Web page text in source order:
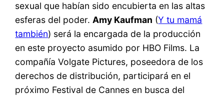
sexual que habían sido encubierta en las altas
esferas del poder. Amy Kaufman (Y tu mamá
también) será la encargada de la producción
en este proyecto asumido por HBO Films. La
compañía Volgate Pictures, poseedora de los
derechos de distribución, participará en el
próximo Festival de Cannes en busca del